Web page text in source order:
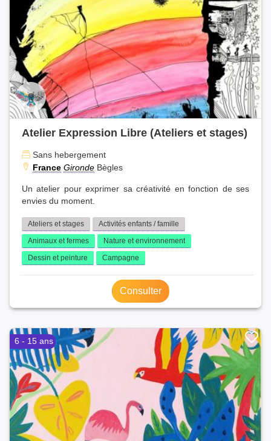
Atelier Expression Libre (Ateliers et stages)
Sans hebergement
France Gironde Bègles
Un atelier pour exprimer sa créativité en fonction de ses
envies du moment.
Ateliers et stages
Activités enfants / famille
Animaux et fermes
Nature et environnement
Dessin et peinture
Campagne
Consulter
6 - 15 ans